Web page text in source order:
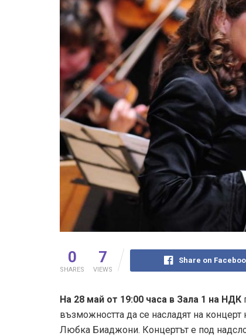
0
SHARES
7
VIEWS
Share on
На 28 май от 19:00 часа в Зала 1 на НДК
възможността да се насладят на
Любка Биаджони. Концертът е под